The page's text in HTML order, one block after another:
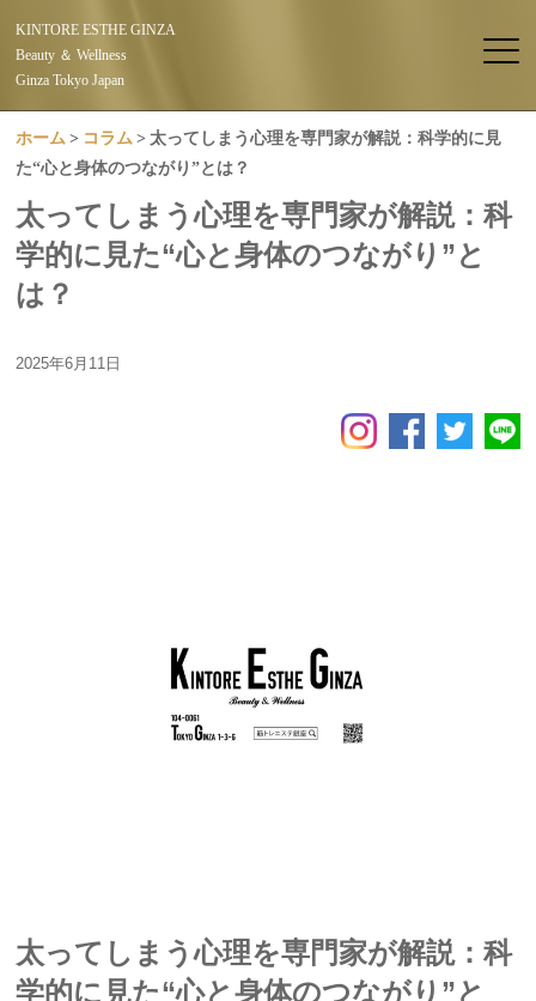
KINTORE ESTHE GINZA
Beauty ＆ Wellness
Ginza Tokyo Japan
ホーム コラム
太ってしまう心理を専門家が解説：科学的に見
た“心と身体のつながり”とは？
太ってしまう心理を専門家が解説：科
学的に見た“心と身体のつながり”と
は？
2025年6月11日
太ってしまう心理を専門家が解説：科
学的に見た“心と身体のつながり”と